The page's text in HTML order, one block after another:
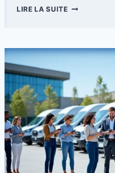
LIRE LA SUITERENAULT
DANS
SECTEUR
DES
UTILITAIRES